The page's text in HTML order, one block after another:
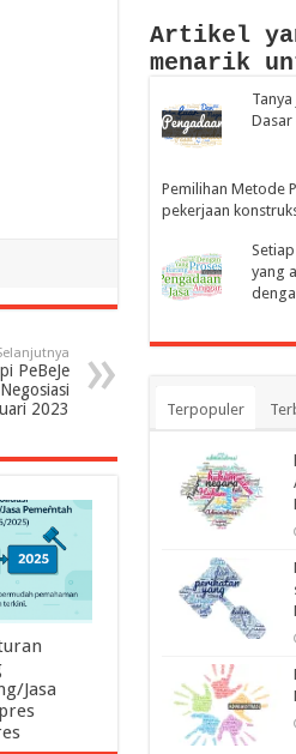
PeBeJe
2023
Jasa
Artikel
menarik
Dasar
Pemilihan Metode
pekerjaan
yang
Terpopuler